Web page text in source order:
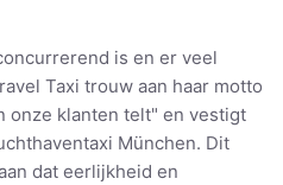
is en er veel
Taxi trouw aan haar motto
onze klanten telt" en vestigt
München. Dit
dat eerlijkheid en